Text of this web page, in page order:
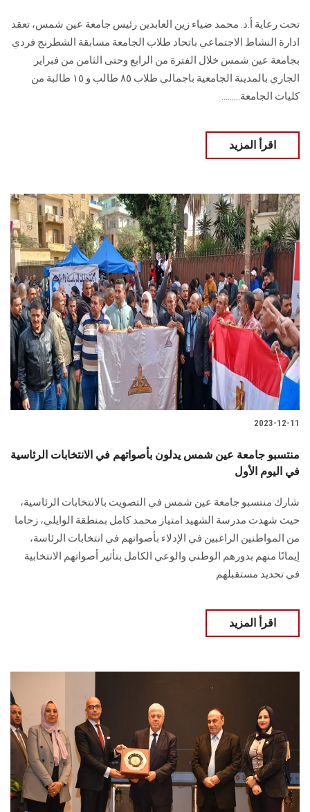
تحت رعاية أ.د. محمد ضياء زين العابدين رئيس جامعة عين شمس، تعقد
ادارة النشاط الاجتماعي باتحاد طلاب الجامعة مسابقة الشطرنج فردي
بجامعة عين شمس خلال الفترة من الرابع وحتى الثامن من فبراير
الجاري بالمدينة الجامعية باجمالي طلاب ٨٥ طالب و ١٥ طالبة من
كليات الجامعة.........
اقرأ المزيد
2023-12-11
منتسبو جامعة عين شمس يدلون بأصواتهم في الانتخابات الرئاسية
في اليوم الأول
شارك منتسبو جامعة عين شمس في التصويت بالانتخابات الرئاسية،
حيث شهدت مدرسة الشهيد امتياز محمد كامل بمنطقة الوايلي، زحاما
من المواطنين الراغبين في الإدلاء بأصواتهم في انتخابات الرئاسة،
إيمانًا منهم بدورهم الوطني والوعي الكامل بتأثير أصواتهم الانتخابية
في تحديد مستقبلهم
اقرأ المزيد